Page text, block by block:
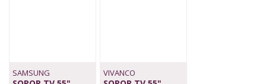
SAMSUNG VIVANCO